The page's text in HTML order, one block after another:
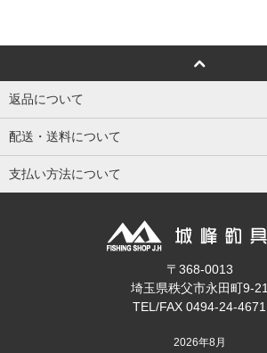
返品について
配送・送料について
支払い方法について
〒368-0013
埼玉県秩父市永田町9-21
TEL/FAX 0494-24-4671
2026年8月